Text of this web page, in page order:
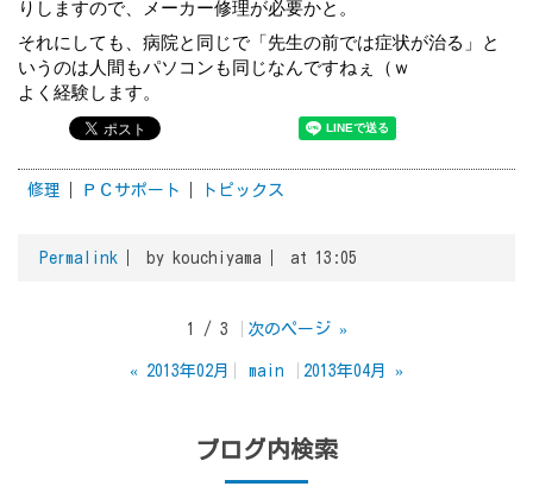
りしますので、メーカー修理が必要かと。
それにしても、病院と同じで「先生の前では症状が治る」と
いうのは人間もパソコンも同じなんですねぇ（ｗ
よく経験します。
修理 ＰＣサポート トピックス
Permalink by kouchiyama at 13:05
1 / 3 次のページ»
« 2013年02月 main 2013年04月 »
ブログ内検索